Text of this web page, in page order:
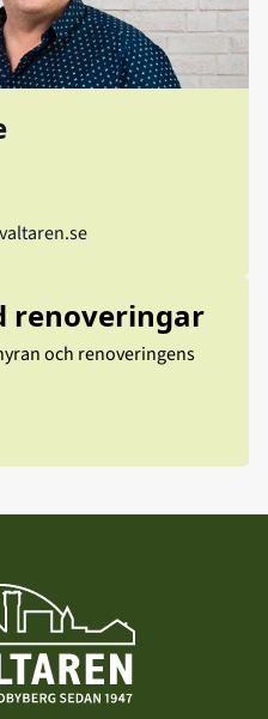
renoveringar
och renoveringens